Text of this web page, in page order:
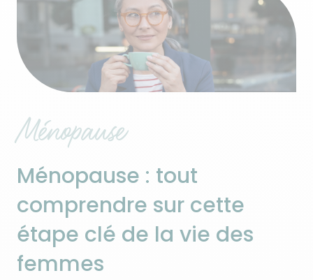
Ménopause
Ménopause : tout
comprendre sur cette
étape clé de la vie des
femmes